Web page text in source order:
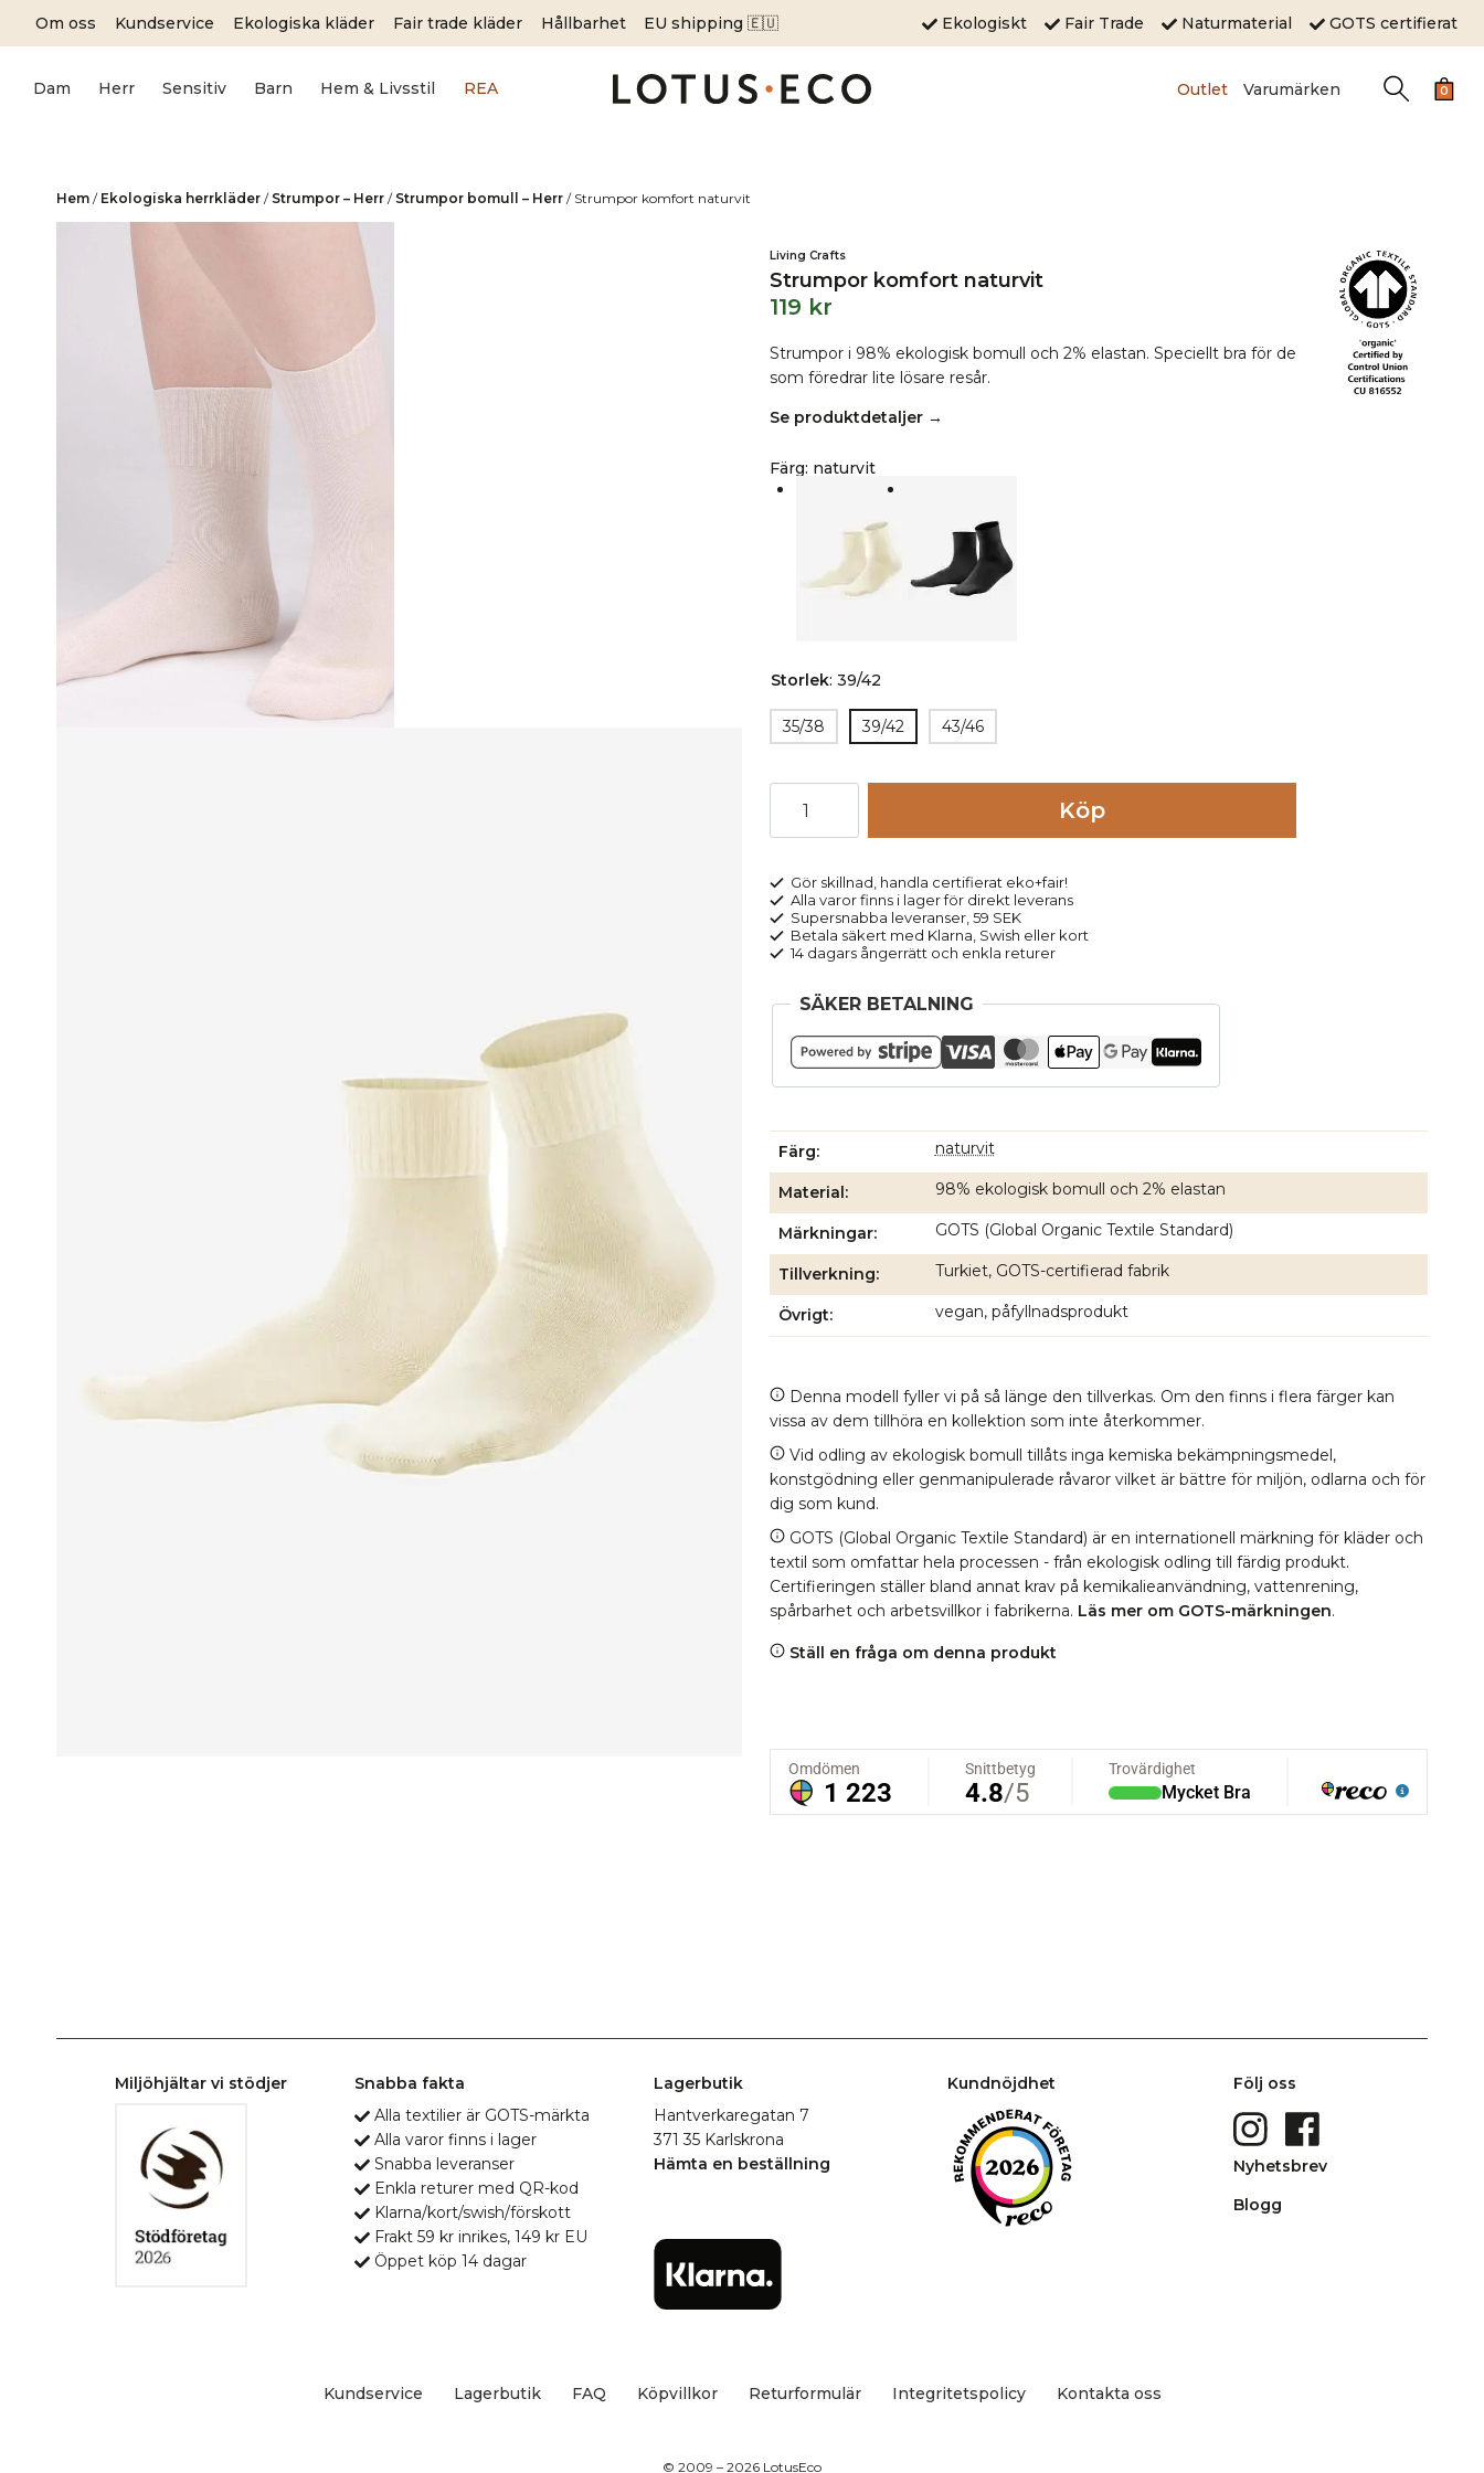
Om oss Kundservice Ekologiska kläder Fair trade kläder Hållbarhet EU shipping 🇪🇺 Ekologiskt Fair Trade Naturmaterial GOTS certifierat
Dam Herr Sensitiv Barn Hem & Livsstil REA Outlet Varumärken 0
Hem / Ekologiska herrkläder / Strumpor – Herr / Strumpor bomull – Herr / Strumpor komfort naturvit
Living Crafts
Strumpor komfort naturvit
119 kr
Strumpor i 98% ekologisk bomull och 2% elastan. Speciellt bra för de
som föredrar lite lösare resår.
Se produktdetaljer →
Färg: naturvit
Storlek: 39/42
35/38 39/42 43/46
komfort
mängd
Köp
Gör skillnad, handla certifierat eko+fair!
Alla varor finns i lager för direkt leverans
Supersnabba leveranser, 59 SEK
Betala säkert med Klarna, Swish eller kort
14 dagars ångerrätt och enkla returer
SÄKER BETALNING
Färg naturvit
Material 98% ekologisk bomull och 2% elastan
Märkningar GOTS (Global Organic Textile Standard)
Tillverkning Turkiet, GOTS-certifierad fabrik
Övrigt vegan, påfyllnadsprodukt
Denna modell fyller vi på så länge den tillverkas. Om den finns i flera färger kan
vissa av dem tillhöra en kollektion som inte återkommer.
Vid odling av ekologisk bomull tillåts inga kemiska bekämpningsmedel,
konstgödning eller genmanipulerade råvaror vilket är bättre för miljön, odlarna och för
dig som kund.
GOTS (Global Organic Textile Standard) är en internationell märkning för kläder och
textil som omfattar hela processen - från ekologisk odling till färdig produkt.
Certifieringen ställer bland annat krav på kemikalieanvändning, vattenrening,
spårbarhet och arbetsvillkor i fabrikerna. Läs mer om GOTS-märkningen.
Ställ en fråga om denna produkt
Miljöhjältar vi stödjer
Snabba fakta
Alla textilier är GOTS-märkta
Alla varor finns i lager
Snabba leveranser
Enkla returer med QR-kod
Klarna/kort/swish/förskott
Frakt 59 kr inrikes, 149 kr EU
Öppet köp 14 dagar
Lagerbutik
Hantverkaregatan 7
371 35 Karlskrona
Hämta en beställning
Kundnöjdhet Följ oss
Nyhetsbrev
Blogg
Kundservice Lagerbutik FAQ Köpvillkor Returformulär Integritetspolicy Kontakta oss
© 2009 – 2026 LotusEco